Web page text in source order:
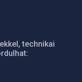
technikai